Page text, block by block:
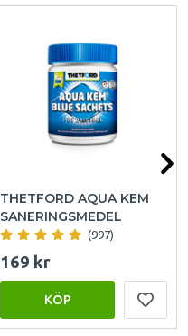
THETFORD AQUA KEM
SANERINGSMEDEL
(997)
169 kr
KÖP